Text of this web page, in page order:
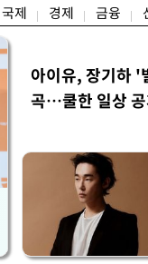
국제 경제 금융
아이유, 장기하 '
곡…쿨한 일상